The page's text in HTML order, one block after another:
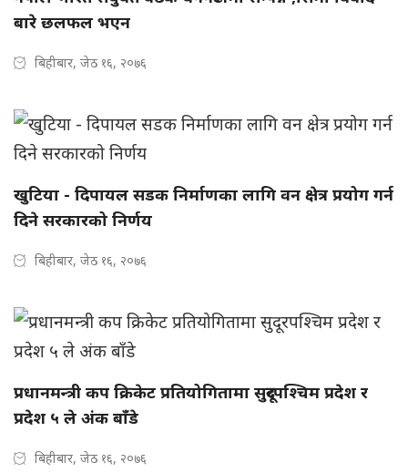
बारे छलफल भएन
बिहीबार, जेठ १६, २०७६
खुटिया - दिपायल सडक निर्माणका लागि वन क्षेत्र प्रयोग गर्न
दिने सरकारको निर्णय
बिहीबार, जेठ १६, २०७६
प्रधानमन्त्री कप क्रिकेट प्रतियोगितामा सुदूरपश्चिम प्रदेश र
प्रदेश ५ ले अंक बाँडे
बिहीबार, जेठ १६, २०७६